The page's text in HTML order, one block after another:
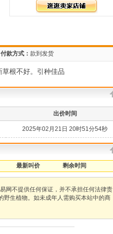
付款方式： 款到发货
根不好。引种佳品
出价时间
2025年02月21日 20时51分54秒
最新叫价 剩余时间
网不提供任何保证，并不承担任何法律责
野生植物。如未成年人需购买本站中的商